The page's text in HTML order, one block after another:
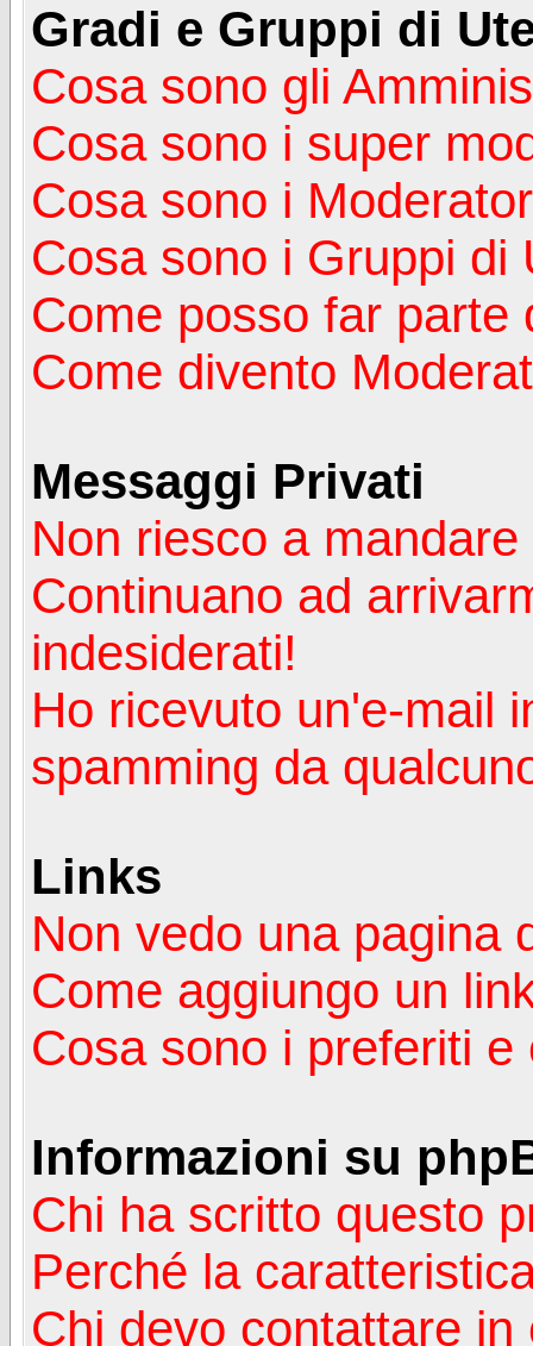
Gradi e Gruppi di
Cosa sono gli
Cosa sono i super
Cosa sono i
Cosa sono i Gruppi di
Come posso far parte
Come divento
Messaggi Privati
Non riesco a
Continuano ad
indesiderati!
Ho ricevuto un'e-mail
spamming da
Links
Non vedo una pagina
Come aggiungo un
Cosa sono i preferiti
Informazioni su
Chi ha scritto questo
Perché la
Chi devo contattare